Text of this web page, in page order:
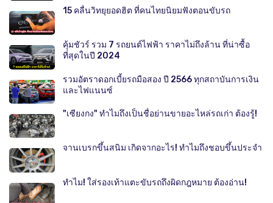
15 คลื่นวิทยุยอดฮิต ที่คนไทยนิยมฟังตอนขับรถ
คุ้มชัวร์ รวม 7 รถยนต์ไฟฟ้า ราคาไม่ถึงล้าน ที่น่าซื้อ
ที่สุดในปี 2024
รวมอัตราดอกเบี้ยรถมือสอง ปี 2566 ทุกสถาบันการเงิน
และไฟแนนซ์
"เซียงกง" ทำไมถึงเป็นชื่อย่านขายอะไหล่รถเก่า ต้องรู้!
จานเบรกขึ้นสนิม เกิดจากอะไร! ทำไมถึงชอบขึ้นประจำ
ทำไม! ใส่รองเท้าแตะขับรถถึงผิดกฎหมาย ต้องอ่าน!